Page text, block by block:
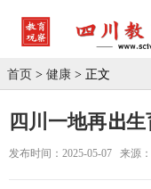
首页 > 健康 > 正文
四川一地再出
发布时间：2025-05-07 来源